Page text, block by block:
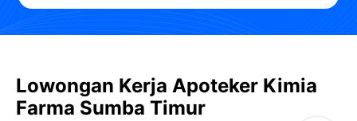
Lowongan Kerja Apoteker Kimia
Farma Sumba Timur